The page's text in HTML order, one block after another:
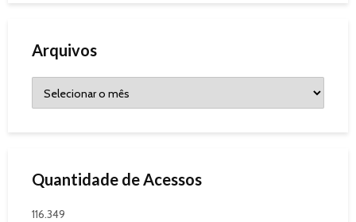
Arquivos
Quantidade de Acessos
116.349